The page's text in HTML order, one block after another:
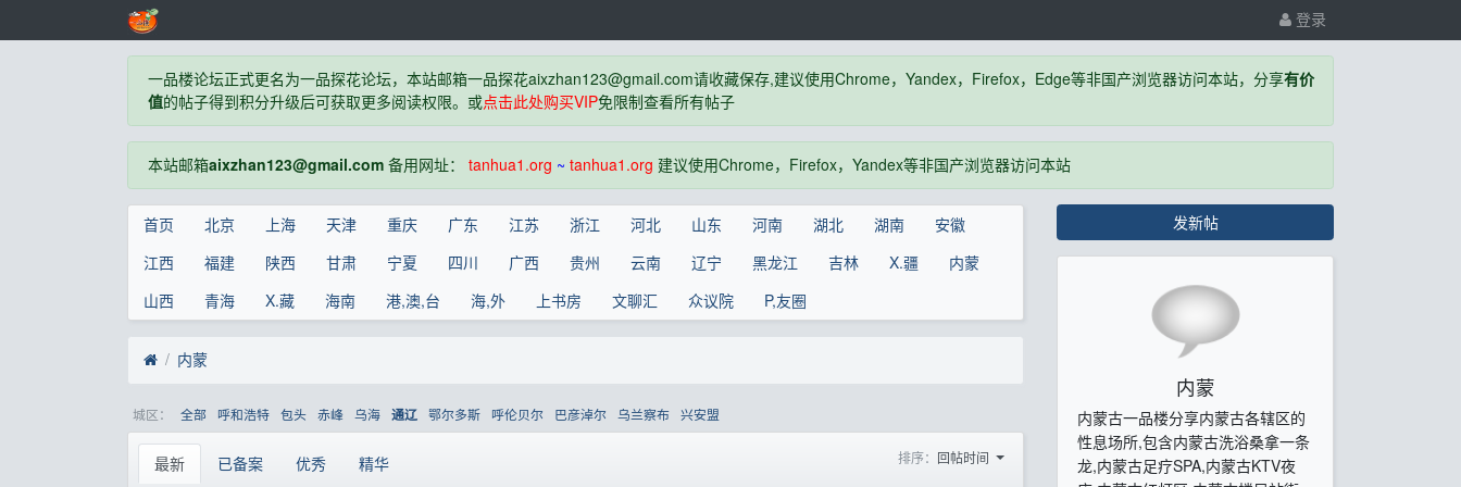
登录
一品楼论坛正式更名为一品探花论坛，本站邮箱一品探花aixzhan123@gmail.com请收藏保存,建议使用Chrome，Yandex，Firefox，Edge等非国产浏览器访问本站，分享有价
值的帖子得到积分升级后可获取更多阅读权限。或点击此处购买VIP免限制查看所有帖子
本站邮箱aixzhan123@gmail.com备用网址： tanhua1.org ~ tanhua1.org 建议使用Chrome，Firefox，Yandex等非国产浏览器访问本站
首页 北京 上海 天津 重庆 广东 江苏 浙江 河北 山东 河南 湖北 湖南
安徽
江西
福建 陕西 甘肃 宁夏 四川 广西 贵州 云南 辽宁 黑龙江 吉林 X.疆
内蒙
山西
青海 X.藏 海南 港,澳,台 海,外 上书房 文聊汇 众议院 P,友圈
内蒙
城区： 全部 呼和浩特 包头 赤峰 乌海 通辽 鄂尔多斯 呼伦贝尔 巴彦淖尔 乌兰察布 兴安盟
最新 已备案 优秀 精华 排序： 回帖时间
发新帖
内蒙
内蒙古一品楼分享内蒙古各辖区的
性息场所,包含内蒙古洗浴桑拿一条
龙,内蒙古足疗SPA,内蒙古KTV夜